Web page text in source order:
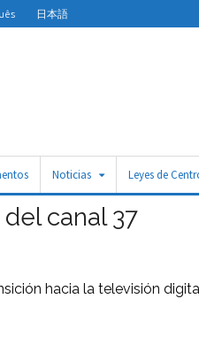
日本語
Noticias Leyes de
canal 37
hacia la televisión